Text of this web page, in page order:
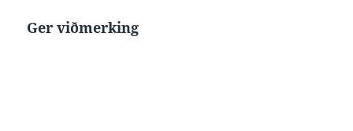
Ger viðmerking